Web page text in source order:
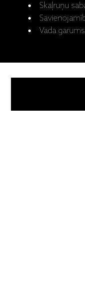
Skaļruņu
Vada